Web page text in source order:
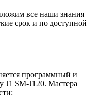
все наши знания
срок и по доступной
программный и
J1 SM-J120. Мастера